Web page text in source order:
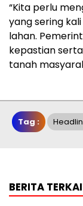
“Kita perlu
yang sering
lahan.
kepastian
tanah
Tag :
BERITA